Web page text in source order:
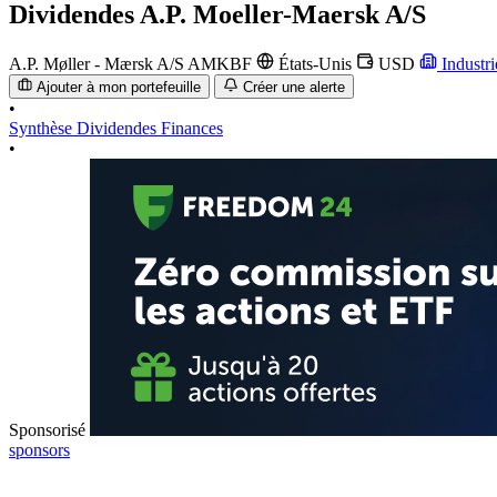
Dividendes A.P. Moeller-Maersk A/S
A.P. Møller - Mærsk A/S AMKBF États-Unis USD
Ajouter à mon portefeuille Créer une alerte
•
Synthèse Dividendes Finances
•
Sponsorisé
sponsors